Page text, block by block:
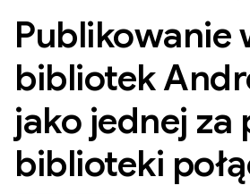
Publikowanie
bibliotek
jako jednej za
biblioteki